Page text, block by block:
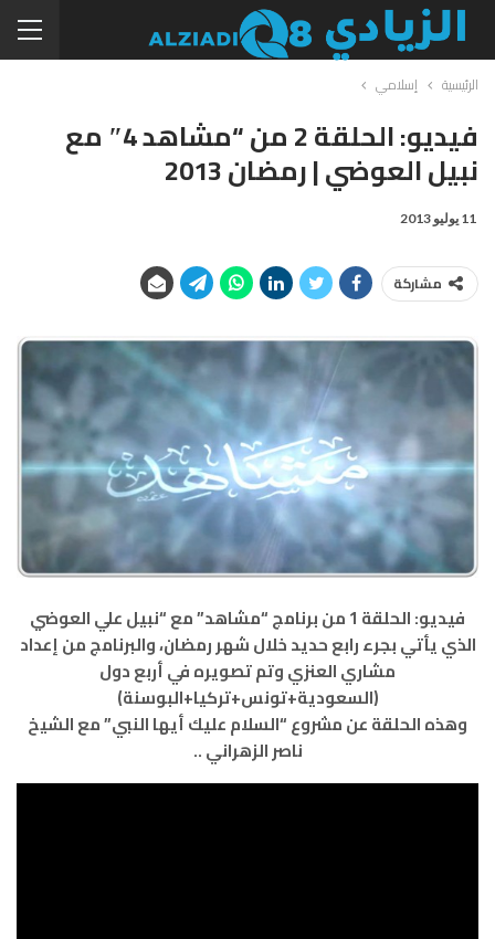
الرئيسية إسلامي
فيديو: الحلقة 2 من “مشاهد 4″ مع
نبيل العوضي | رمضان 2013
11 يوليو 2013
مشاركة
فيديو: الحلقة 1 من برنامج “مشاهد” مع “نبيل علي العوضي
الذي يأتي بجرء رابع حديد خلال شهر رمضان، والبرنامج من إعداد
مشاري العنزي وتم تصويره في أربع دول
(السعودية+تونس+تركيا+البوسنة)
وهذه الحلقة عن مشروع “السلام عليك أيها النبي” مع الشيخ
ناصر الزهراني ..